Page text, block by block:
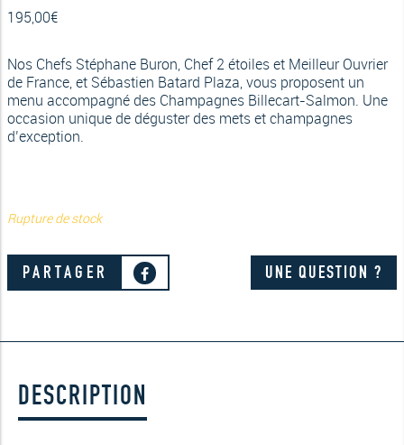
195,00€
Nos Chefs Stéphane Buron, Chef 2 étoiles et Meilleur Ouvrier
de France, et Sébastien Batard Plaza, vous proposent un
menu accompagné des Champagnes Billecart-Salmon. Une
occasion unique de déguster des mets et champagnes
d’exception.
Rupture de stock
PARTAGER UNE QUESTION ?
DESCRIPTION